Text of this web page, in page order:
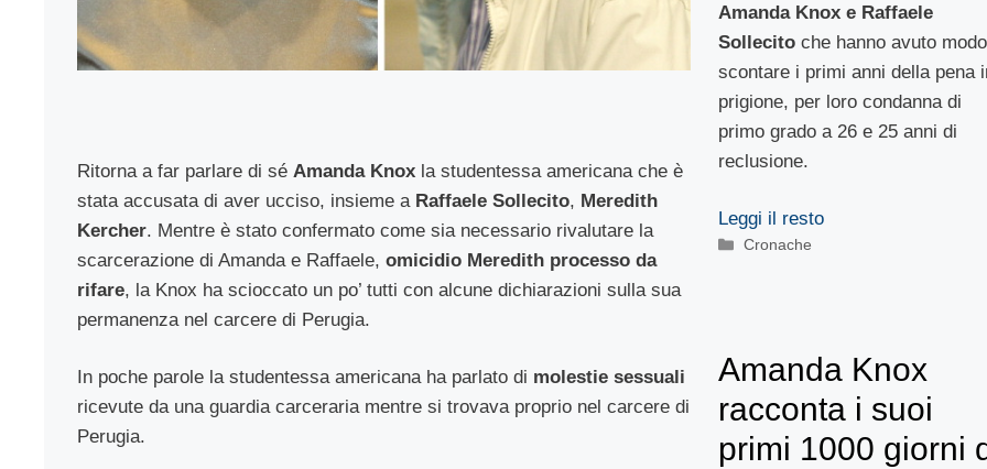
Ritorna a far parlare di sé Amanda Knox la studentessa americana che è
stata accusata di aver ucciso, insieme a Raffaele Sollecito, Meredith
Kercher. Mentre è stato confermato come sia necessario rivalutare la
scarcerazione di Amanda e Raffaele, omicidio Meredith processo da
rifare, la Knox ha scioccato un po’ tutti con alcune dichiarazioni sulla sua
permanenza nel carcere di Perugia.
In poche parole la studentessa americana ha parlato di molestie sessuali
ricevute da una guardia carceraria mentre si trovava proprio nel carcere di
Perugia.
Amanda Knox e Raffaele
Sollecitoche hanno avuto
scontare i primi anni della pena
prigione, per loro condanna di
primo grado a 26 e 25 anni di
reclusione.
Leggi il resto
Categorie
Cronache
Amanda Knox
racconta i suoi
primi 1000 giorni